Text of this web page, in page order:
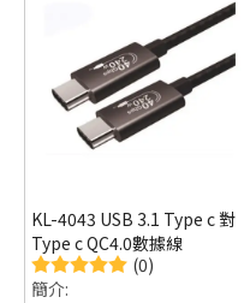
卓越耐用性：高品質編織線
材，抗拉伸不易斷裂，適合長
期使用，保證穩定性。
智能充電保護：內建智能芯
廣泛兼容性：兼容智能手機、
平板電腦、移動電源等多種設
備，滿足不同場景需求。
KL-4043 USB 3.1 Type c 對
Type c QC4.0數據線
(0)
簡介: